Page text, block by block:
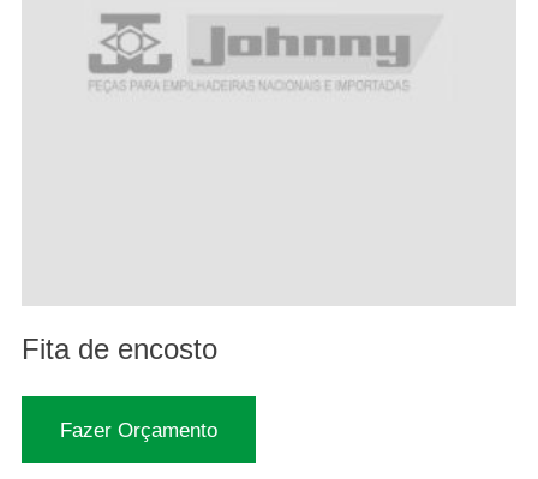
Fita de encosto
Fazer Orçamento